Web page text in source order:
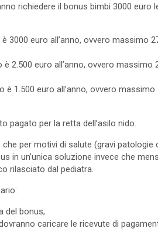
richiedere il bonus bimbi 3000 euro
euro all’anno, ovvero massimo
2.500 euro all’anno, ovvero massimo
1.500 euro all’anno, ovvero massimo
pagato per la retta dell’asilo nido.
per motivi di salute (gravi
in un’unica soluzione invece che
rilasciato dal pediatra.
del bonus;
caricare le ricevute di